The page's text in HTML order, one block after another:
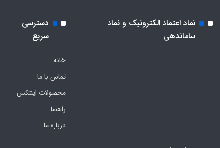
نماد اعتماد الکترونیک و نماد
ساماندهی
دسترسی
سریع
خانه
تماس با ما
محصولات اینتکس
راهنما
درباره ما